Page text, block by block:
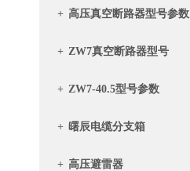
+ 高压真空断路器型号参数
+ ZW7真空断路器型号
+ ZW7-40.5型号参数
+ 曙辰电缆分支箱
+ 高压避雷器